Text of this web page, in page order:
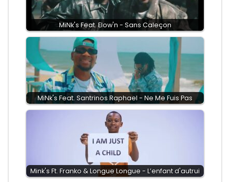
MiNk's Feat. Elow'n - Sans Caleçon
MiNk's Feat. ‪Santrinos Raphael - Ne Me Fuis Pas
Mink's Ft. Franko & Longue Longue - L’enfant d'autrui